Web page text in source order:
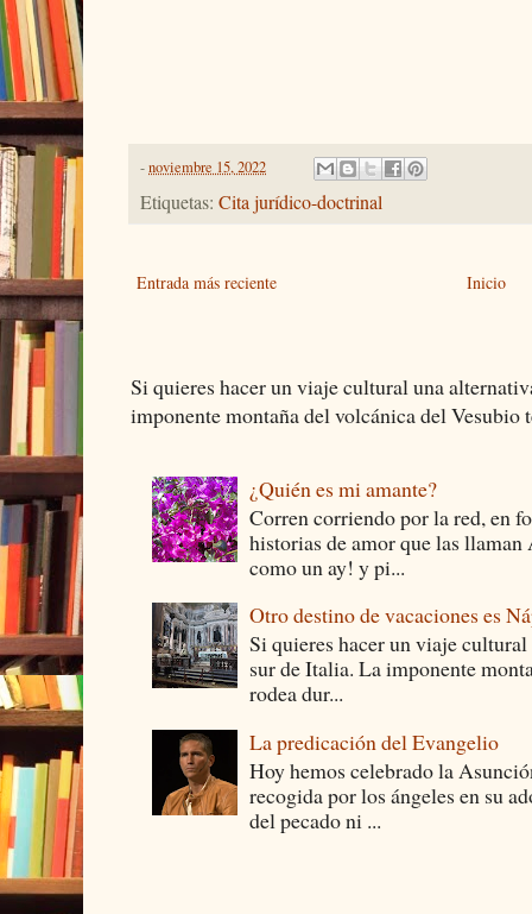
-noviembre 15, 2022
Etiquetas: Cita jurídico-doctrinal
Entrada más reciente Inicio
Si quieres hacer un viaje cultural una
imponente montaña del volcánica del Vesubio
¿Quién es mi amante?
Corren corriendo por la red, en
historias de amor que las
como un ay! y pi...
Otro destino de vacaciones es
Si quieres hacer un viaje
sur de Italia. La imponente
rodea dur...
La predicación del Evangelio
Hoy hemos celebrado la
recogida por los ángeles en su
del pecado ni ...